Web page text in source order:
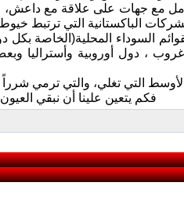
مع جهات على علاقة مع داعش،
السوداء المحلية(الخاصة بكل
، دول أوروبية وأستراليا
فكم يتعين علينا أن نبقي